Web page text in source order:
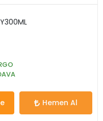
Hemen Al